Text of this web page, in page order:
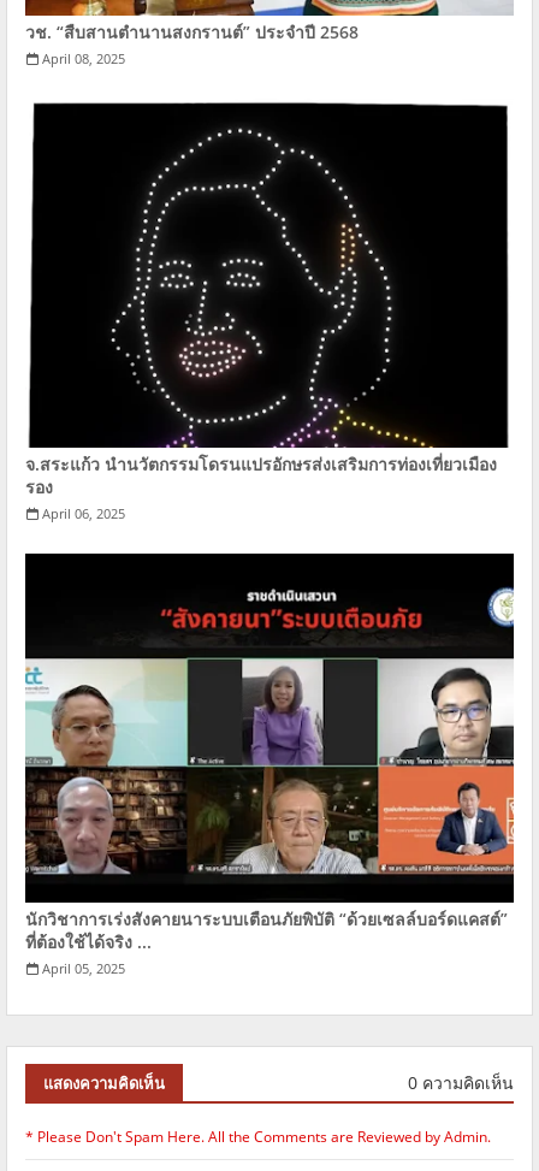
วช. “สืบสานตำนานสงกรานต์” ประจำปี 2568
April 08, 2025
จ.สระแก้ว นำนวัตกรรมโดรนแปรอักษรส่งเสริมการท่องเที่ยวเมือง
รอง
April 06, 2025
นักวิชาการเร่งสังคายนาระบบเตือนภัยพิบัติ “ด้วยเซลล์บอร์ดแคสต์”
ที่ต้องใช้ได้จริง ...
April 05, 2025
แสดงความคิดเห็น 0 ความคิดเห็น
* Please Don't Spam Here. All the Comments are Reviewed by Admin.